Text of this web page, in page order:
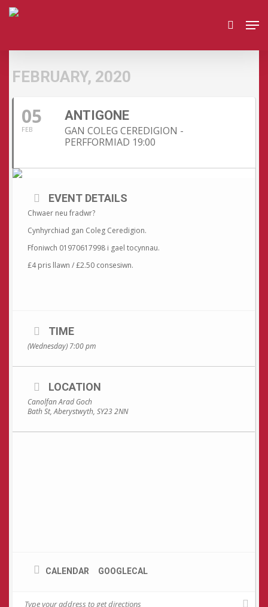
Skip
to
search
FEBRUARY, 2020
05
FEB
ANTIGONE
GAN COLEG CEREDIGION -
PERFFORMIAD 19:00
EVENT DETAILS
Chwaer neu fradwr?
Cynhyrchiad gan Coleg Ceredigion.
Ffoniwch 01970617998 i gael tocynnau.
£4 pris llawn / £2.50 consesiwn.
TIME
(Wednesday) 7:00 pm
LOCATION
Canolfan Arad Goch
Bath St, Aberystwyth, SY23 2NN
CALENDAR GOOGLECAL